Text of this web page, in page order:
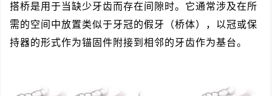
搭桥是用于当缺少牙齿而存在间隙时。它通常涉及在所
需的空间中放置类似于牙冠的假牙（桥体），以冠或保
持器的形式作为锚固件附接到相邻的牙齿作为基台。